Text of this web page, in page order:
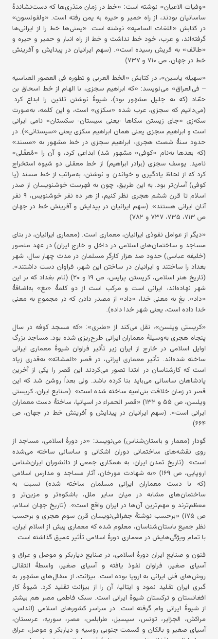
«وفیات الاعیان» نوشته است: «خط در زمان منذری‌ها که دست‌نشاندهٔ
ساسانیان بودند، از راه حمیر و حیره به یمن رفته است. «ولفونسون»
در کتابش «اللغات السامیه» نوشته است: «یمنی‌ها خط را از ایرانی‌ها
گرفته‌اند، و عرب، خود خط نداشت و خط از راه انبار و حمیر و حیره و
«طائف» به قریش رسیده است». (سهم ایرانیان در پیدایش و آفرینش
خط در جهان، ص ۷۱۰ و ۷۳۷)
«سهیله یاسین»، در کتابش «الخط العربی و تطوره فی العصور العباسیه
– فی‌العراق» می‌نویسد: «که ابراهیم سجزی، با الهام از خط اسحاق بن
حمّاد (که به جلیل مشهور بود)، شیوهٔ نوشتن ثلثین را ابداع کرد.
(می‌دانیم که سجزی، عرب شده «سکزی» است، و این کلمه، به‌صورت
سکه‌زی «جای زیستن سکاها -یعنی سیستان- سکستان» نامی ایرانی
است و ابراهیم سجزی یعنی همان ابراهیم سکزی یعنی «سیستانی»). در
حدود سنهٔ شصت هجری، ابراهیم سجزی در خط مشهور به «مسند»
(که بعدها به‌نام «کوفی» مشهور شد) ابداعی کرد، و آن را «مُعقَلی»
نامید. یوسف سجزی (برادر ابراهیم) از خط معقلی دو شیوه استخراج
کرد که از لحاظ یادگیری و خواندن و نوشتن، به‌مراتب از خط مسند (یا
کوفی) آسان‌تر بود. به این طریق، چون به فهرست خوشنویسان از صدر
اسلام تا قرن ششم هجری نظر کنیم، از هر ده نفر خوشنویس، ۹ نفر
آنان ایرانی هستند». (سهم ایرانیان در پیدایش و آفرینش خط در جهان
ص ۷۱۳، ۷۳۵، ۷۳۷ و ۷۸۲)
«دیگر از عوامل نفوذی ایرانیان، معماری است. (معماری ایرانیان، در بنای
مساجد و ساختمان‌های اسلامی در داخل و خارج ایران) در عهد منصور
(خلیفه عباسی) حدود صد هزار کارگر مسلمان در مدت چهار سال، شهر
بغداد را ساختند و ایرانیان در ساختن این شهر، فراوان دست داشتند».
(تاریخ هنر اسلامی، کریستن پرایس، ص ۱۹ و ۲۰) (نام بغداد که بر این
شهر نهاده‌اند، ایرانی است و مرکب است از دو کلمهٔ «بغ» به‌اضافهٔ
«داد». بغ به معنی خدا، «داد» از مصدر دادن که در مجموع به معنی
خدا داده است، یعنی شهر خدا داده).
«کریستی ویلسن»، نقل می‌کند از «طبری»: «که مسجد کوفه در سال
پنجاه هجری به‌وسیلهٔ معماران ایرانی طرح‌ریزی شده بود. مساجد بزرگ
اوایل اسلامی در خارج از ایران زیر تأثیر فراوان شیوهٔ معماری ایرانی
ساخته شده‌اند. تأثیر معماری ایرانی، در قصر «المشاته» به‌قدری زیاد
است که کارشناسان در ابتدا تصور می‌کردند این قصر را یکی از آخرین
پادشاهان ساسانی می‌باید بنا کرده باشد. ولی بعداً روشن شد که این
قصر در زمان خلافت بنی‌امیه ساخته شده است». (صنایع ایران، کریستی
ویلسن، ص ۵۵ و ۱۳۲) «قصر الحمراء در اسپانیا، ساختهٔ دست معماران
ایرانی است». (سهم ایرانیان در پیدایش و آفرینش خط در جهان، ص
۶۶۴)
گودار (معمار و باستان‌شناس) می‌نویسد: «در دورهٔ اسلامی، مساجد از
روی نقشه‌های ساختمانی دوران اشکانی و ساسانی ساخته می‌شده
است». (تاریخ تمدن ایران، به همکاری جمعی از دانشوران ایران‌شناس
اروپایی، ص ۱۶۹) «به شهادت مورخان، آثار مساجد و مدارس اسلامی
(که با دست معماران ایرانی مسلمان ساخته شده) نسبت به
ساختمان‌های مشابه در میان سایر ملل، باشکوه‌تر و مزین‌تر و
معظم‌ترند و مهم‌ترین آن‌ها در ایران واقع است». (تاریخ جهان اسلام،
ص ۱۷۵) «برحسب نوشتهٔ جغرافی‌نویسان قرن سوم هجری و برحسب
نظر جمیع باستان‌شناسان، معلوم شده که معماری پیش از اسلام ایران،
با تمام ویژگی‌هایش در معماری دورهٔ اسلامی تأثیر عمیق گذاشته است.
فنون و صنایع ایران دورهٔ اسلامی، در صنایع دیاربکر و موصل و عراق و
آسیای صغیر، فراوان نفوذ یافته و آسیای صغیر، واسطهٔ انتقالی
روش‌های فنی ایرانی به اروپا بوده است. بیزانت، از سفال‌های مشهور به
گبری ایران تقلید نمود و ایتالیا، آن را از بیزانت تقلید کرد. شیوهٔ کار
افغانستان و ترکستان شیوهٔ ایرانی است. سبک فاطمی مصر هم بیشتر
از شیوهٔ ایرانی وام گرفته است. در سراسر کشورهای اسلامی (اندلس،
مراکش، الجزایر، تونس، سیسیل، طرابلس، مصر، سوریه، عربستان،
آسیای صغیر و بالکان و قسمت جنوبی روسیه و دیاربکر و موصل، عراق